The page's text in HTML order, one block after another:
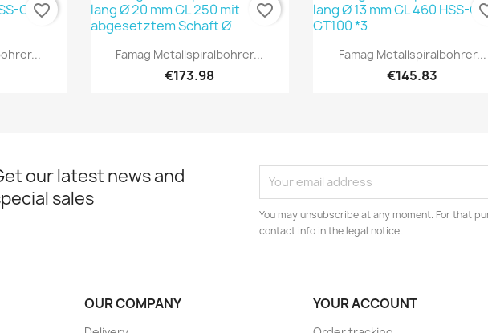
favorite_border
Quick view
Famag Metallspiralbohrer...
€173.98
favorite_border
Quick view
Famag Metallspiralbohrer...
€145.83
our latest news and
sales
You may unsubscribe at any moment. For that
contact info in the legal notice.
OUR COMPANY YOUR ACCOUNT